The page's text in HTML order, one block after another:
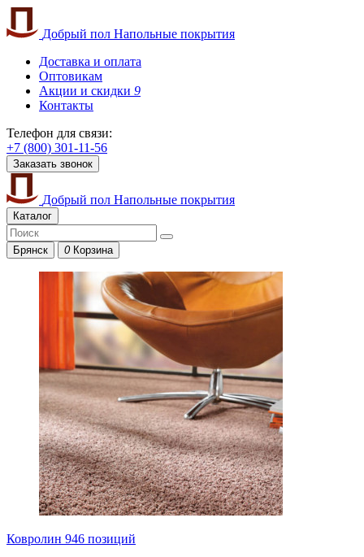
Добрый пол Напольные покрытия
Доставка и оплата
Оптовикам
Акции и скидки 9
Контакты
Телефон для связи:
+7 (800) 301-11-56
Заказать звонок
Добрый пол Напольные покрытия
Каталог
Брянск 0 Корзина
Ковролин 946 позиций